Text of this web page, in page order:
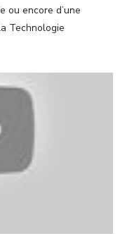
ou encore d’une
Technologie